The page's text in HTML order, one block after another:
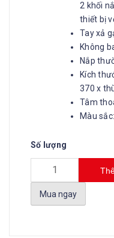
2 khối
thiết bị
Tay xả
Không
Nắp
Kích
370 x
Tâm
Màu
Số lượng
Mua ngay